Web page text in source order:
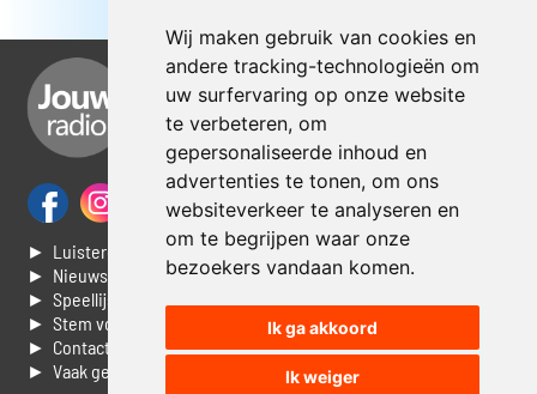
Wij maken gebruik van cookies en
andere tracking-technologieën om
uw surfervaring op onze website
te verbeteren, om
gepersonaliseerde inhoud en
advertenties te tonen, om ons
websiteverkeer te analyseren en
om te begrijpen waar onze
bezoekers vandaan komen.
Ik ga akkoord
Ik weiger
► Luisteren naar Jouwradio
► Nieuws
► Speellijst
► Stem voor de Dag top 3
► Contacteer ons
► Vaak gestelde vragen